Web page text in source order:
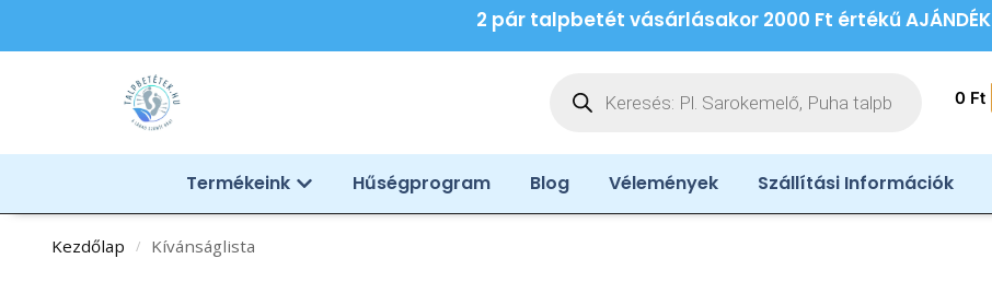
2 pár talpbetét vásárlásakor 2000 Ft értékű AJÁNDÉK
0 Ft
Termékeink Hűségprogram Blog Vélemények Szállítási Információk
Kezdőlap / Kívánságlista